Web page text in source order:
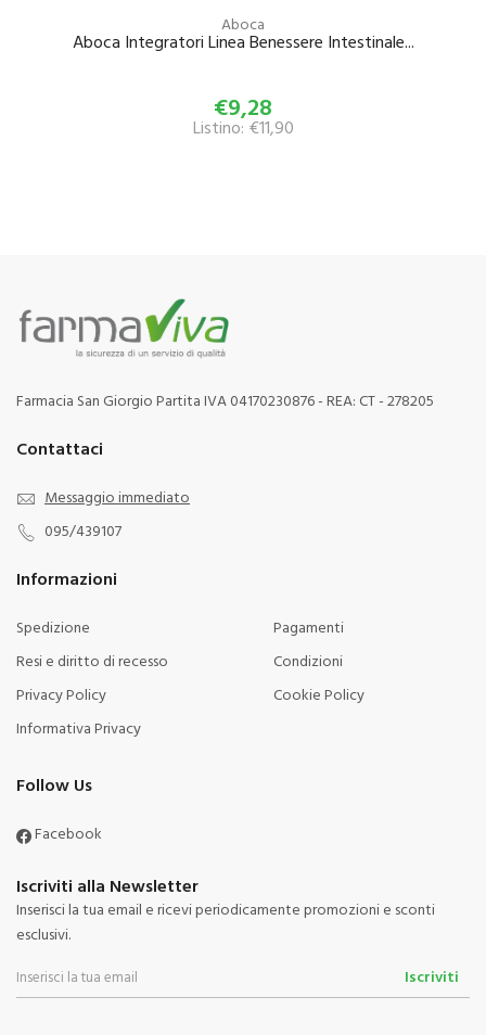
Aboca
Aboca Integratori Linea Benessere Intestinale...
€9,28
Listino: €11,90
Farmacia San Giorgio Partita IVA 04170230876 - REA: CT - 278205
Contattaci
Messaggio immediato
095/439107
Informazioni
Spedizione
Pagamenti
Resi e diritto di recesso
Condizioni
Privacy Policy
Cookie Policy
Informativa Privacy
Follow Us
Facebook
Iscriviti alla Newsletter
Inserisci la tua email e ricevi periodicamente promozioni e sconti
esclusivi.
Iscriviti